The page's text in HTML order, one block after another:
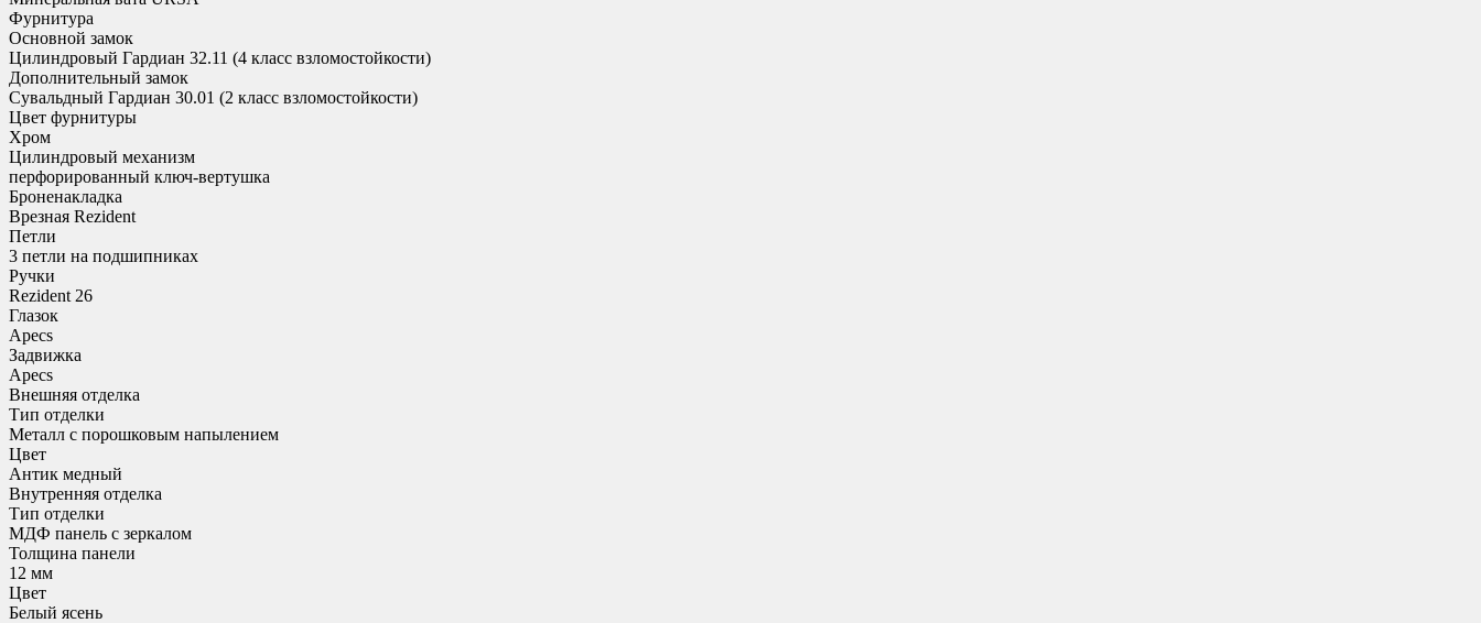
Фурнитура
Основной замок
Цилиндровый Гардиан 32.11 (4 класс взломостойкости)
Дополнительный замок
Сувальдный Гардиан 30.01 (2 класс взломостойкости)
Цвет фурнитуры
Хром
Цилиндровый механизм
перфорированный ключ-вертушка
Броненакладка
Врезная Rezident
Петли
3 петли на подшипниках
Ручки
Rezident 26
Глазок
Apecs
Задвижка
Apecs
Внешняя отделка
Тип отделки
Металл с порошковым напылением
Цвет
Антик медный
Внутренняя отделка
Тип отделки
МДФ панель с зеркалом
Толщина панели
12 мм
Цвет
Белый ясень